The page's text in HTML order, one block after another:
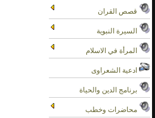
قصص القران
السيرة النبوية
المرأة في الاسلام
ادعية الشعراوى
برنامج الدين والحياة
محاضرات وخطب